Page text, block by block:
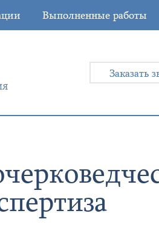
Выполненные работы
Заказать